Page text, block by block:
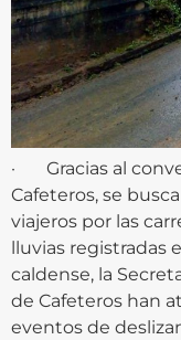
· Gracias al
Cafeteros, se
viajeros por las
lluvias registradas
caldense, la
de Cafeteros han
eventos de